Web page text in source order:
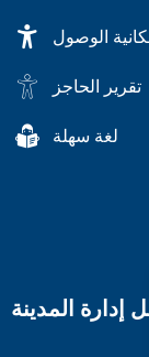
الوصول
تقرير الحاجز
لغة سهلة
المدينة